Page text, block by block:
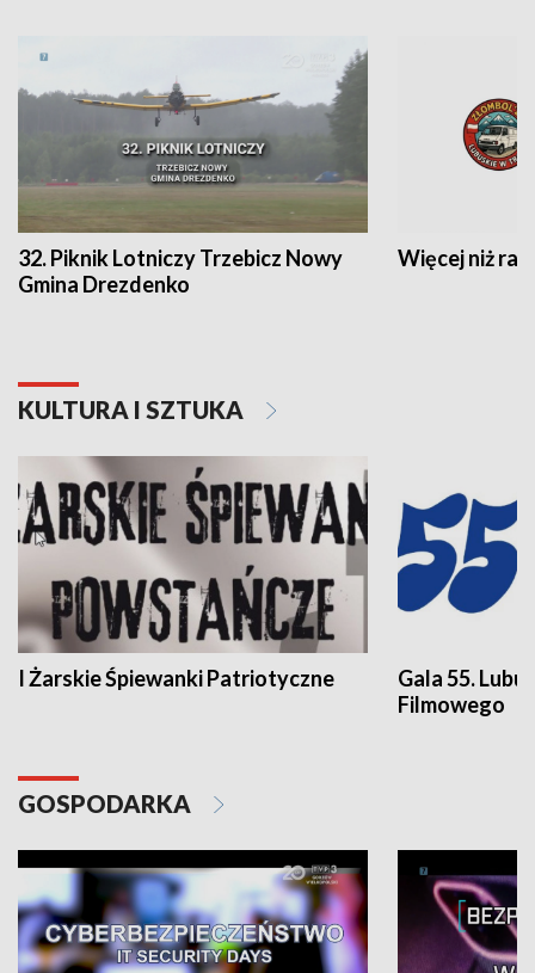
32. Piknik Lotniczy Trzebicz Nowy
Gmina Drezdenko
Więcej niż rajd
KULTURA I SZTUKA
I Żarskie Śpiewanki Patriotyczne
Gala 55.
Filmowego
GOSPODARKA